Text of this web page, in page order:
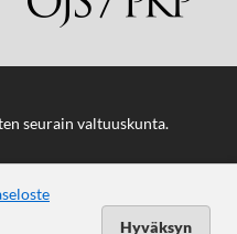
Hyväksyn
seurain valtuuskunta.